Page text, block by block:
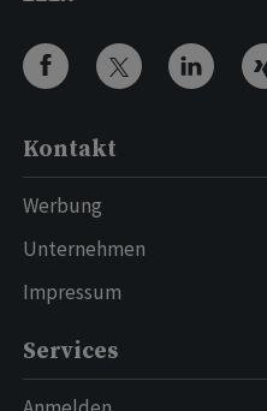
Kontakt
Werbung
Unternehmen
Impressum
Services